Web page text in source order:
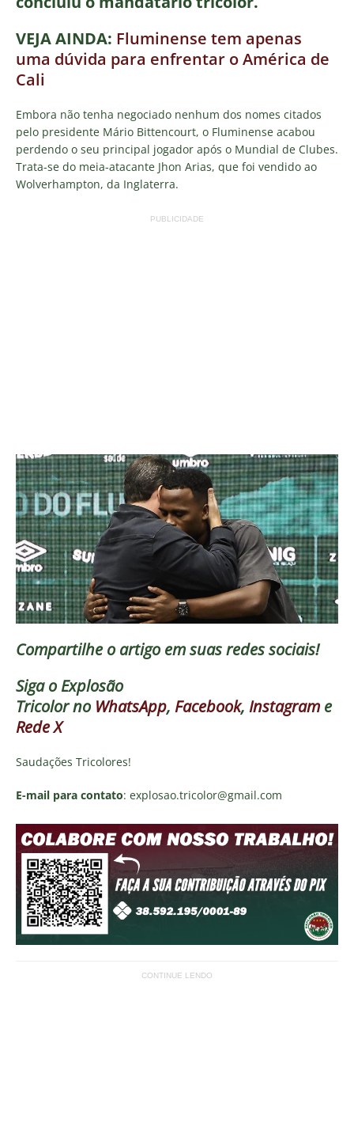
VEJA AINDA: Fluminense tem apenas
uma dúvida para enfrentar o América de
Cali
Embora não tenha negociado nenhum dos nomes citados
pelo presidente Mário Bittencourt, o Fluminense acabou
perdendo o seu principal jogador após o Mundial de Clubes.
Trata-se do meia-atacante Jhon Arias, que foi vendido ao
Wolverhampton, da Inglaterra.
PUBLICIDADE
Compartilhe o artigo em suas redes sociais!
Siga oExplosão
Tricolorno WhatsApp, Facebook, Instagram e
Rede X
Saudações Tricolores!
E-mail para contato: explosao.tricolor@gmail.com
CONTINUE LENDO